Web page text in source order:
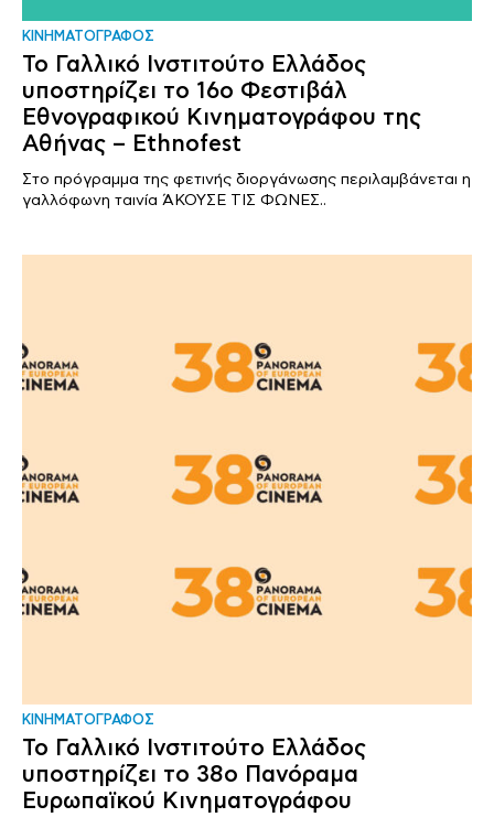
ΚΙΝΗΜΑΤΟΓΡΑΦΟΣ
Το Γαλλικό Ινστιτούτο Ελλάδος
υποστηρίζει το 16ο Φεστιβάλ
Εθνογραφικού Κινηματογράφου της
Αθήνας – Ethnofest
Στο πρόγραμμα της φετινής διοργάνωσης περιλαμβάνεται η
γαλλόφωνη ταινία ΆΚΟΥΣΕ ΤΙΣ ΦΩΝΕΣ..
ΚΙΝΗΜΑΤΟΓΡΑΦΟΣ
Το Γαλλικό Ινστιτούτο Ελλάδος
υποστηρίζει το 38ο Πανόραμα
Ευρωπαϊκού Κινηματογράφου